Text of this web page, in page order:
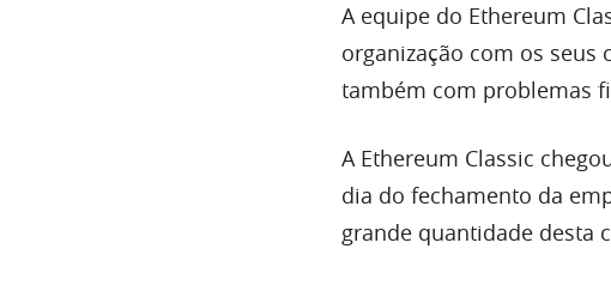
A equipe do Ethereum
organização com os seus
também com problemas
A Ethereum Classic
dia do fechamento da
grande quantidade desta